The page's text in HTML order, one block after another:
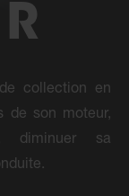
collection en
de son moteur,
diminuer sa